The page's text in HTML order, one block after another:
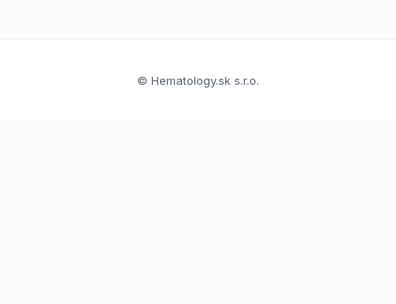
© Hematology.sk s.r.o.